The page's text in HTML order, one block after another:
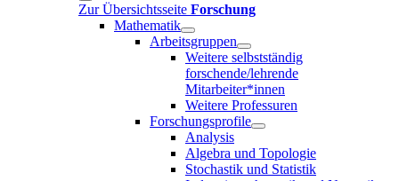
Zur Übersichtsseite Forschung
Mathematik
Arbeitsgruppen
Weitere selbstständig
forschende/lehrende
Mitarbeiter*innen
Weitere Professuren
Forschungsprofile
Analysis
Algebra und Topologie
Stochastik und Statistik